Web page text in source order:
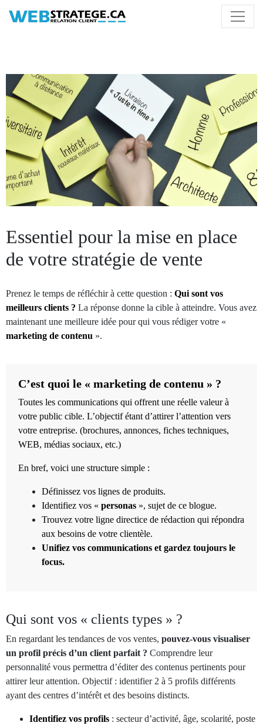
Essentiel pour la mise en place
de votre stratégie de vente
Prenez le temps de réfléchir à cette question : Qui sont vos
meilleurs clients ? La réponse donne la cible à atteindre. Vous avez
maintenant une meilleure idée pour qui vous rédiger votre «
marketing de contenu ».
C’est quoi le « marketing de contenu » ?
Toutes les communications qui offrent une réelle valeur à
votre public cible. L’objectif étant d’attirer l’attention vers
votre entreprise. (brochures, annonces, fiches techniques,
WEB, médias sociaux, etc.)
En bref, voici une structure simple :
Définissez vos lignes de produits.
Identifiez vos «personas », sujet de ce blogue.
Trouvez votre ligne directice de rédaction qui répondra
aux besoins de votre clientèle.
Unifiez vos communications et gardez toujours le
focus.
Qui sont vos « clients types » ?
En regardant les tendances de vos ventes, pouvez-vous visualiser
un profil précis d’un client parfait ? Comprendre leur
personnalité vous permettra d’éditer des contenus pertinents pour
attirer leur attention. Objectif : identifier 2 à 5 profils différents
ayant des centres d’intérêt et des besoins distincts.
Identifiez vos profils : secteur d’activité, âge, scolarité, poste